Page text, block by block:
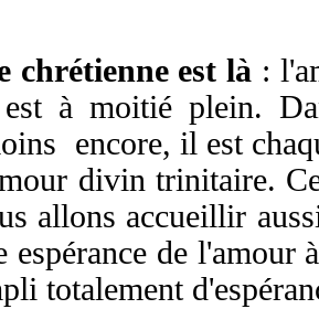
chrétienne est là :
à moitié plein.
encore, il est
divin trinitaire.
allons accueillir
espérance de
totalement